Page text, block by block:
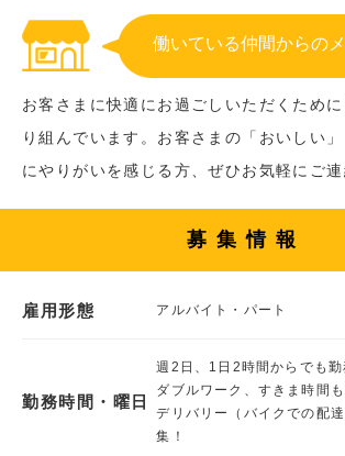
働いている仲間からの
お客さまに快適にお過ごしいただくため
り組んでいます。お客さまの「おいしい」
にやりがいを感じる方、ぜひお気軽にご連
募集情報
雇用形態 アルバイト・パート
勤務時間・曜日
週2日、1日2時間からでも勤
ダブルワーク、すきま時間
デリバリー（バイクでの配
集！